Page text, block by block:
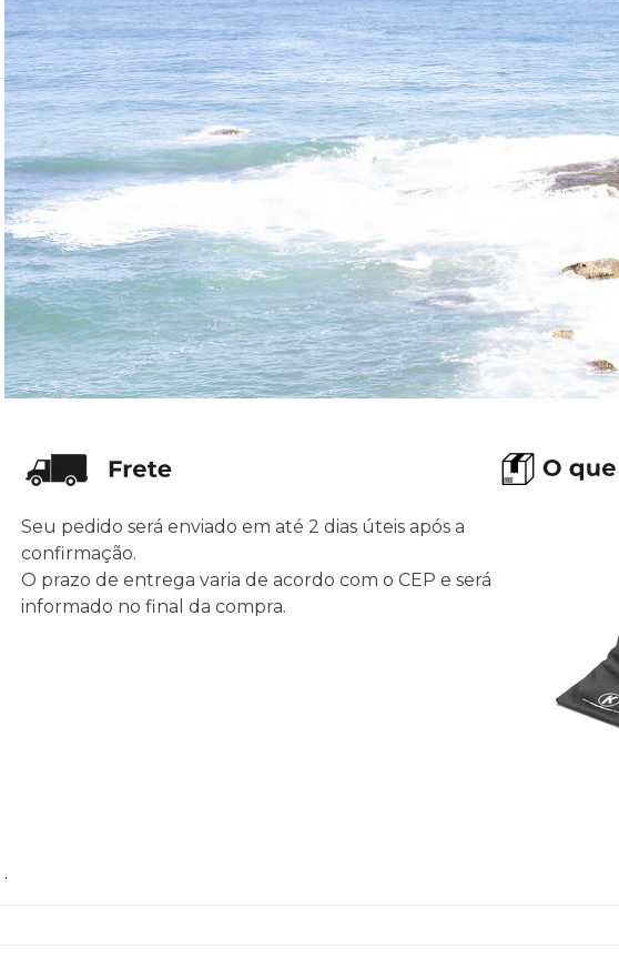
Seu pedido será enviado em até 2 dias úteis após a
confirmação.
O prazo de entrega varia de acordo com o CEP e será
informado no final da compra.
.